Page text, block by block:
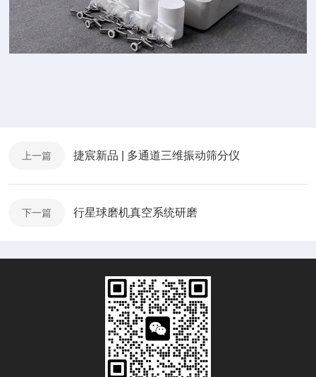
上一篇 捷宸新品 | 多通道三维振动筛分仪
下一篇 行星球磨机真空系统研磨